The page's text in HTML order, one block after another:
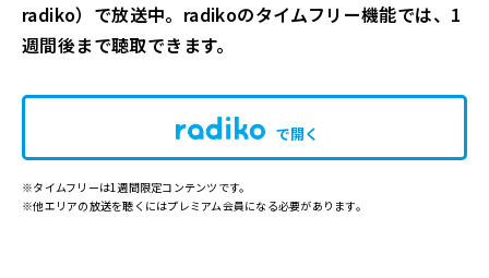
radiko）で放送中。radikoのタイムフリー機能では、1
週間後まで聴取できます。
で開く
※タイムフリーは1週間限定コンテンツです。
※他エリアの放送を聴くにはプレミアム会員になる必要があります。